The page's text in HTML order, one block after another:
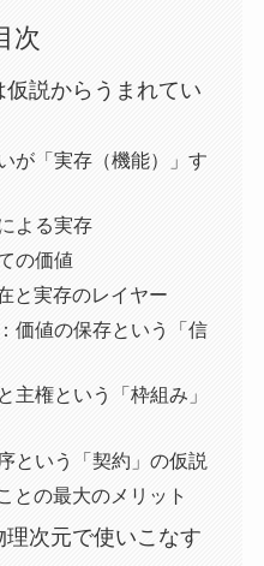
次
説からうまれてい
が「実存（機能）」す
よる実存
の価値
と実存のレイヤー
価値の保存という「信
主権という「枠組み」
という「契約」の仮説
との最大のメリット
次元で使いこなす